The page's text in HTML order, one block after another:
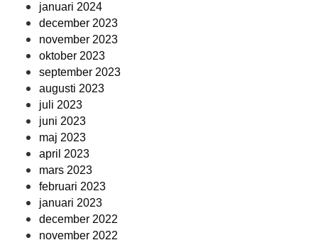
januari 2024
december 2023
november 2023
oktober 2023
september 2023
augusti 2023
juli 2023
juni 2023
maj 2023
april 2023
mars 2023
februari 2023
januari 2023
december 2022
november 2022